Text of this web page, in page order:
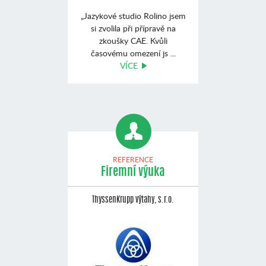
„Jazykové studio Rolino jsem
si zvolila při přípravě na
zkoušky CAE. Kvůli
časovému omezení js ...
VÍCE
REFERENCE
Firemní výuka
ThyssenKrupp výtahy, s.r.o.